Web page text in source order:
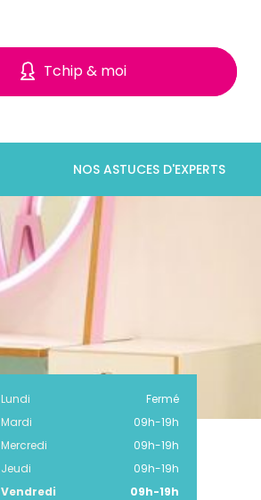
Tchip & moi
NOS ASTUCES D'EXPERTS
Lundi
Fermé
Mardi
09h-19h
Mercredi
09h-19h
Jeudi
09h-19h
Vendredi
09h-19h